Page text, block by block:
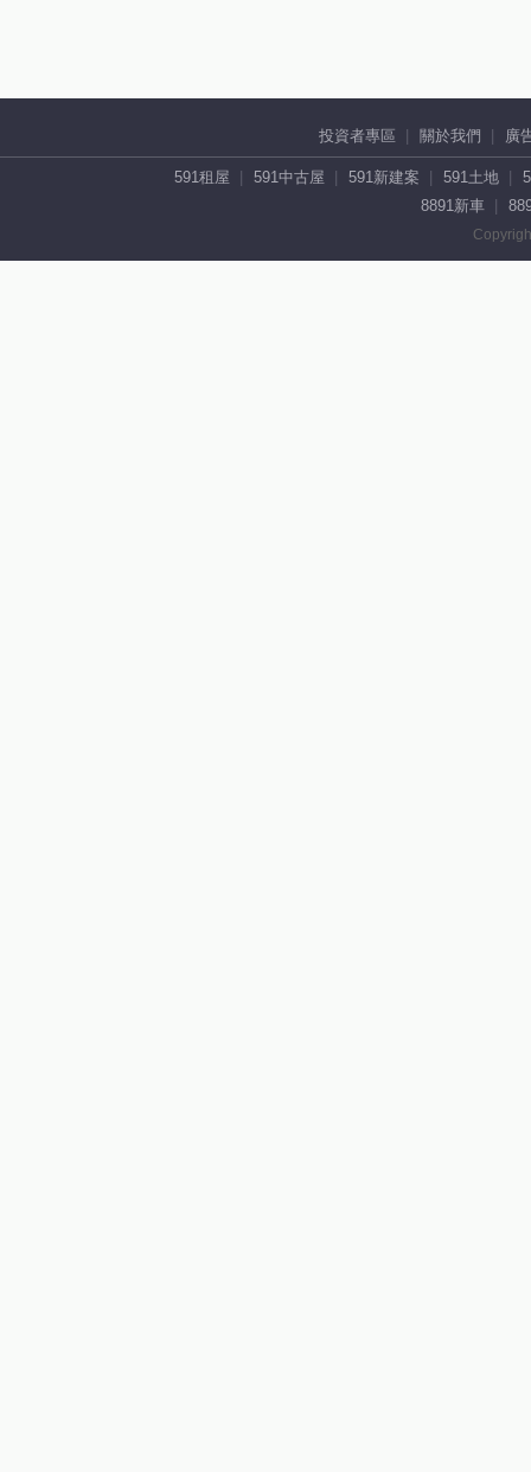
投資者專區 關於我們 廣
591租屋 591中古屋 591新建案 591土地
8891新車